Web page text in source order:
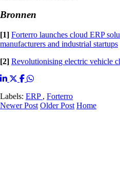
Bronnen
[1] Forterro launches cloud ERP
manufacturers and industrial startups
[2] Revolutionising electric vehicle
Labels: ERP , Forterro
Newer Post Older Post Home